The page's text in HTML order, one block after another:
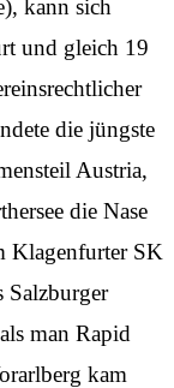
kann sich
und gleich 19
die jüngste
Austria,
die Nase
Klagenfurter SK
Salzburger
man Rapid
kam